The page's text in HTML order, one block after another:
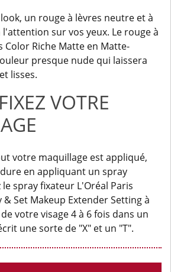
un rouge à lèvres neutre et à
sur vos yeux. Le rouge à
Color Riche Matte en Matte-
presque nude qui laissera
lisses.
VOTRE
votre maquillage est appliqué,
en appliquant un spray
spray fixateur L'Oréal Paris
Set Makeup Extender Setting à
votre visage 4 à 6 fois dans un
une sorte de "X" et un "T".